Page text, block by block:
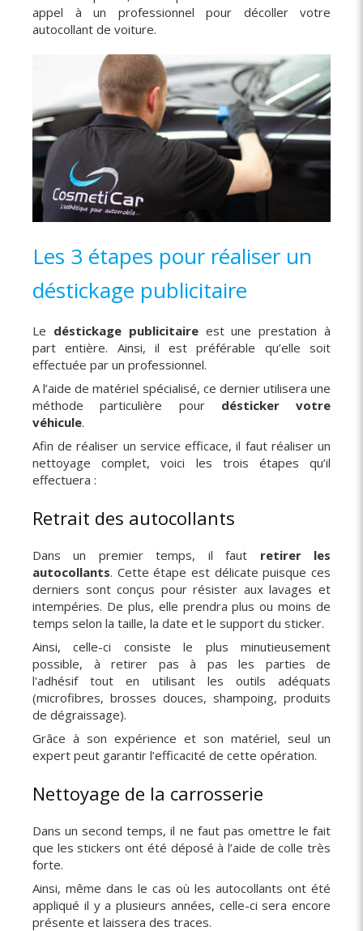
appel à un professionnel pour décoller votre
autocollant de voiture.
Les 3 étapes pour réaliser un
déstickage publicitaire
Le déstickage publicitaireest une prestation à
part entière. Ainsi, il est préférable qu’elle soit
effectuée par un professionnel.
A l’aide de matériel spécialisé, ce dernier utilisera une
méthode particulière pour désticker votre
véhicule.
Afin de réaliser un service efficace, il faut réaliser un
nettoyage complet, voici les trois étapes qu’il
effectuera :
Retrait des autocollants
Dans un premier temps, il faut retirer les
autocollants. Cette étape est délicate puisque ces
derniers sont conçus pour résister aux lavages et
intempéries. De plus, elle prendra plus ou moins de
temps selon la taille, la date et le support du sticker.
Ainsi, celle-ci consiste le plus minutieusement
possible, à retirer pas à pas les parties de
l'adhésif tout en utilisant les outils adéquats
(microfibres, brosses douces, shampoing, produits
de dégraissage).
Grâce à son expérience et son matériel, seul un
expert peut garantir l’efficacité de cette opération.
Nettoyage de la carrosserie
Dans un second temps, il ne faut pas omettre le fait
que les stickers ont été déposé à l’aide de colle très
forte.
Ainsi, même dans le cas où les autocollants ont été
appliqué il y a plusieurs années, celle-ci sera encore
présente et laissera des traces.